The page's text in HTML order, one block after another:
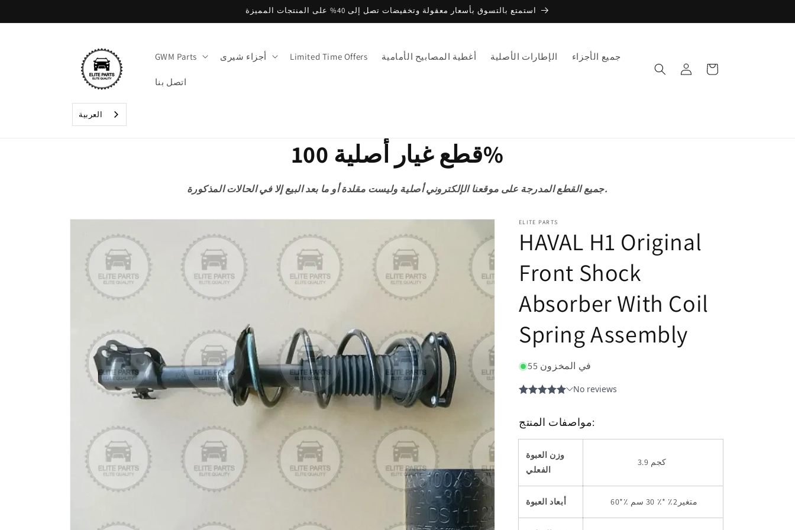
المحتوى
استمتع بالتسوق بأسعار معقولة وتخفيضات تصل إلى 40% على المنتجات المميزة
GWM Parts أجزاء شيرى Limited Time Offers أغطية المصابيح الأمامية الإطارات الأصلية جميع الأجزاء
اتصل بنا
الدخول
التسوق
العربية‏
قطع غيار أصلية 100%
جميع القطع المدرجة على موقعنا الإلكتروني أصلية وليست مقلدة أو ما بعد البيع إلا في الحالات المذكورة.
معلومات
المنتج
ELITE PARTS
HAVAL H1 Original
Front Shock
Absorber With Coil
Spring Assembly
55 في المخزون
مواصفات المنتج:
وزن العبوة
الفعلي
أبعاد العبوة 60 *٪ متغير2٪ *٪ 30 سم